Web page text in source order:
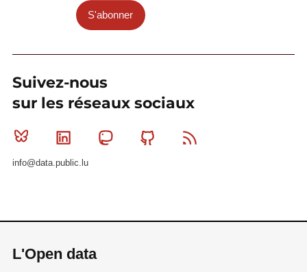
S'abonner
Suivez-nous
sur les réseaux sociaux
Bluesky Linkedin MastodonGithub
info@data.public.lu
L'Open data